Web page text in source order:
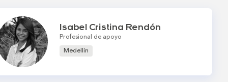
Isabel Cristina Rendón
Profesional de apoyo
Medellín